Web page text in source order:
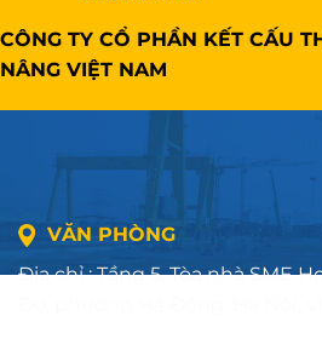
CÔNG TY CỔ PHẦN KẾT CẤU
NÂNG VIỆT NAM
VĂN PHÒNG
Địa chỉ : Tầng 5, Tòa nhà SME